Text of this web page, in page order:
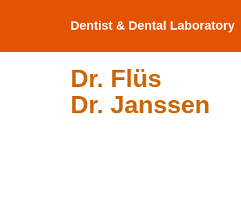
Dentist & Dental Laboratory
Dr. Flüs
Dr. Janssen